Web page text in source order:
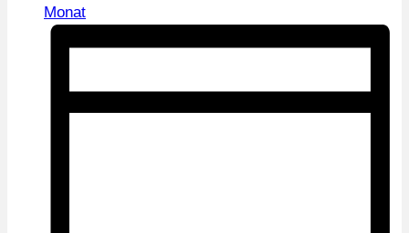
Monat